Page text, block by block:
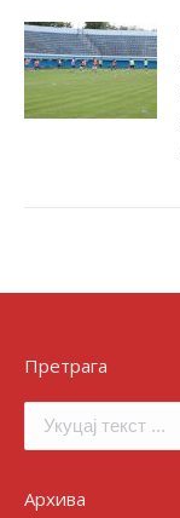
Претрага
Архива